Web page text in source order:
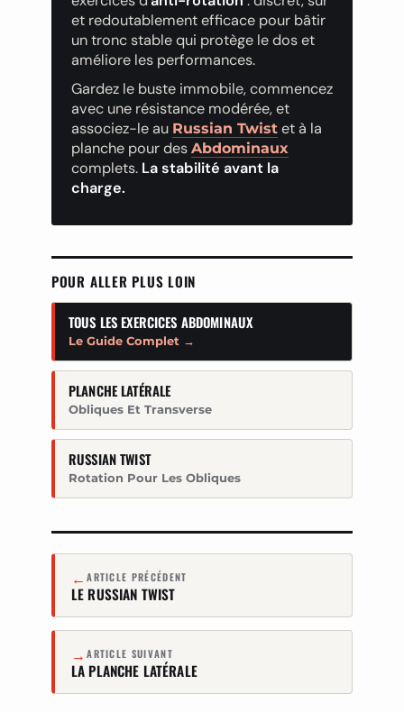
et redoutablement efficace pour bâtir
un tronc stable qui protège le dos et
améliore les performances.
Gardez le buste immobile, commencez
avec une résistance modérée, et
associez-le au Russian Twistet à la
planche pour des Abdominaux
complets. La stabilité avant la
charge.
POUR ALLER PLUS LOIN
TOUS LES EXERCICES ABDOMINAUX
Le Guide Complet →
PLANCHE LATÉRALE
Obliques Et Transverse
RUSSIAN TWIST
Rotation Pour Les Obliques
←ARTICLE PRÉCÉDENT
LE RUSSIAN TWIST
→ARTICLE SUIVANT
LA PLANCHE LATÉRALE